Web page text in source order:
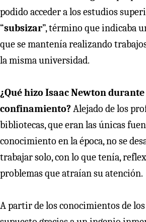
podido acceder a los estudios
“subsizar”, término que indicaba
que se mantenía realizando
la misma universidad.
¿Qué hizo Isaac Newton durante
confinamiento? Alejado de los
bibliotecas, que eran las únicas
conocimiento en la época, no se
trabajar solo, con lo que tenía,
problemas que atraían su atención.
A partir de los conocimientos de